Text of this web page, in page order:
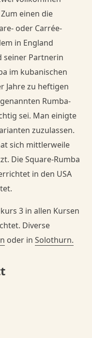
einen die
oder Carrée-
in England
seiner Partnerin
im kubanischen
Jahre zu heftigen
Rumba-
sei. Man einigte
zuzulassen.
sich mittlerweile
Die Square-Rumba
in den USA
3 in allen Kursen
Diverse
oder in Solothurn.